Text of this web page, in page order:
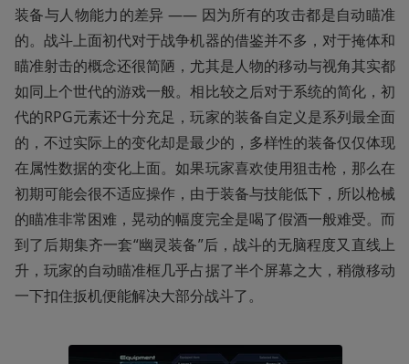
装备与人物能力的差异 —— 因为所有的攻击都是自动瞄准
的。战斗上面初代对于战争机器的借鉴并不多，对于掩体和
瞄准射击的概念还很简陋，尤其是人物的移动与视角其实都
如同上个世代的游戏一般。相比较之后对于系统的简化，初
代的RPG元素还十分充足，玩家的装备自定义是系列最全面
的，不过实际上的变化却是最少的，多样性的装备仅仅体现
在属性数据的变化上面。如果玩家喜欢使用狙击枪，那么在
初期可能会很不适应操作，由于装备与技能低下，所以枪械
的瞄准非常困难，晃动的幅度完全是喝了假酒一般难受。而
到了后期集齐一套“幽灵装备”后，战斗的无脑程度又直线上
升，玩家的自动瞄准框几乎占据了半个屏幕之大，稍微移动
一下扣住扳机便能解决大部分战斗了。